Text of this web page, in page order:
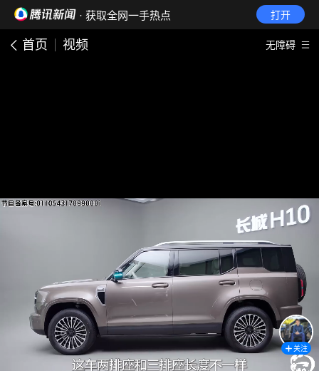
· 获取全网一手热点 打开
首页 视频 无障碍
关注